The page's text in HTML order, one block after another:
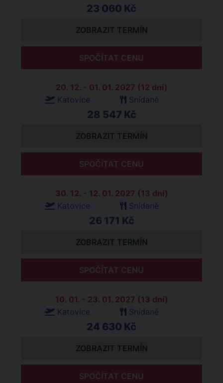
23 060 Kč
ZOBRAZIT TERMÍN
SPOČÍTAT CENU
20. 12. - 01. 01. 2027 (12 dní)
Katovice
Snídaně
28 547 Kč
ZOBRAZIT TERMÍN
SPOČÍTAT CENU
30. 12. - 12. 01. 2027 (13 dní)
Katovice
Snídaně
26 171 Kč
ZOBRAZIT TERMÍN
SPOČÍTAT CENU
10. 01. - 23. 01. 2027 (13 dní)
Katovice
Snídaně
24 630 Kč
ZOBRAZIT TERMÍN
SPOČÍTAT CENU